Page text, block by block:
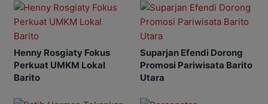
Henny Rosgiaty Fokus
Perkuat UMKM Lokal
Barito
Suparjan Efendi Dorong
Promosi Pariwisata Barito
Utara